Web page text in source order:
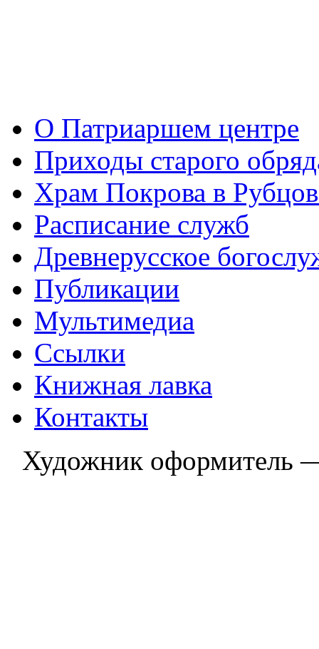
О Патриаршем центре
Приходы старого
Храм Покрова в
Расписание служб
Древнерусское
Публикации
Мультимедиа
Ссылки
Книжная лавка
Контакты
Художник оформитель